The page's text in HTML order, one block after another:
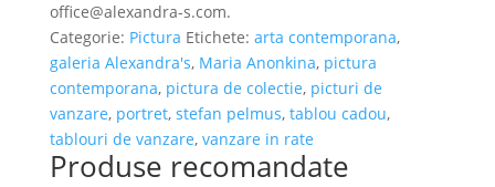
office@alexandra-s.com.
Categorie: Pictura Etichete: arta contemporana,
galeria Alexandra's, Maria Anonkina, pictura
contemporana, pictura de colectie, picturi de
vanzare, portret, stefan pelmus, tablou cadou,
tablouri de vanzare, vanzare in rate
Produse recomandate